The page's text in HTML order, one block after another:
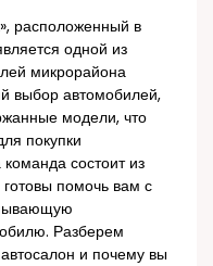
расположенный в
одной из
микрорайона
выбор автомобилей,
модели, что
покупки
состоит из
помочь вам с
Разберем
и почему вы